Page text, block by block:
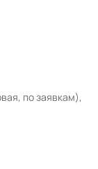
по заявкам),